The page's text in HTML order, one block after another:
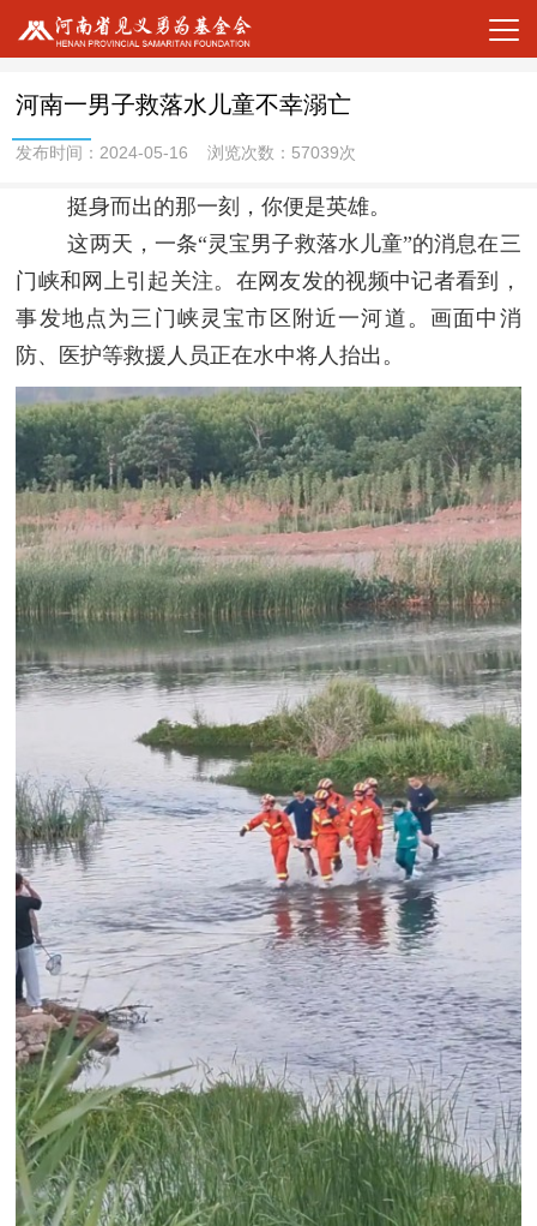
河南一男子救落水儿童不幸溺亡
发布时间：2024-05-16 浏览次数：57039次
挺身而出的那一刻，你便是英雄。
这两天，一条“灵宝男子救落水儿童”的消息在三
门峡和网上引起关注。在网友发的视频中记者看到，
事发地点为三门峡灵宝市区附近一河道。画面中消
防、医护等救援人员正在水中将人抬出。